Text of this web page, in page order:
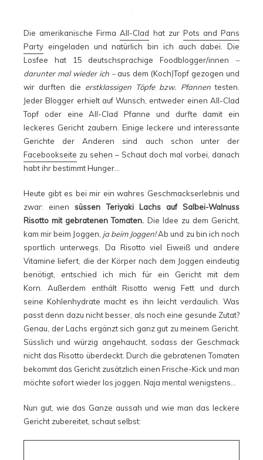
Die amerikanische FirmaAll-Clad hat zur Pots and Pans
Party eingeladen und natürlich bin ich auch dabei. Die
Losfee hat 15 deutschsprachige Foodblogger/innen –
darunter mal wieder ich –aus dem (Koch)Topf gezogen und
wir durften die erstklassigen Töpfe bzw. Pfannentesten.
Jeder Blogger erhielt auf Wunsch, entweder einen All-Clad
Topf oder eine All-Clad Pfanne und durfte damit ein
leckeres Gericht zaubern. Einige leckere und interessante
Gerichte der Anderen sind auch schon unter der
Facebookseite zu sehen – Schaut doch mal vorbei, danach
habt ihr bestimmt Hunger…
Heute gibt es bei mir ein wahres Geschmackserlebnis und
zwar: einensüssen Teriyaki Lachs auf Salbei-Walnuss
Risotto mit gebratenen Tomaten. Die Idee zu dem Gericht,
kam mir beim Joggen, ja beim Joggen!Ab und zu bin ich noch
sportlich unterwegs. Da Risotto viel Eiweiß und andere
Vitamine liefert, die der Körper nach dem Joggen eindeutig
benötigt, entschied ich mich für ein Gericht mit dem
Korn. Außerdem enthält Risotto wenig Fett und durch
seine Kohlenhydrate macht es ihn leicht verdaulich. Was
passt denn dazu nicht besser, als noch eine gesunde Zutat?
Genau, der Lachs ergänzt sich ganz gut zu meinem Gericht.
Süsslich und würzig angehaucht, sodass der Geschmack
nicht das Risotto überdeckt. Durch die gebratenen Tomaten
bekommt das Gericht zusätzlich einen Frische-Kick und man
möchte sofort wieder los joggen. Naja mental wenigstens…
Nun gut, wie das Ganze aussah und wie man das leckere
Gericht zubereitet, schaut selbst: